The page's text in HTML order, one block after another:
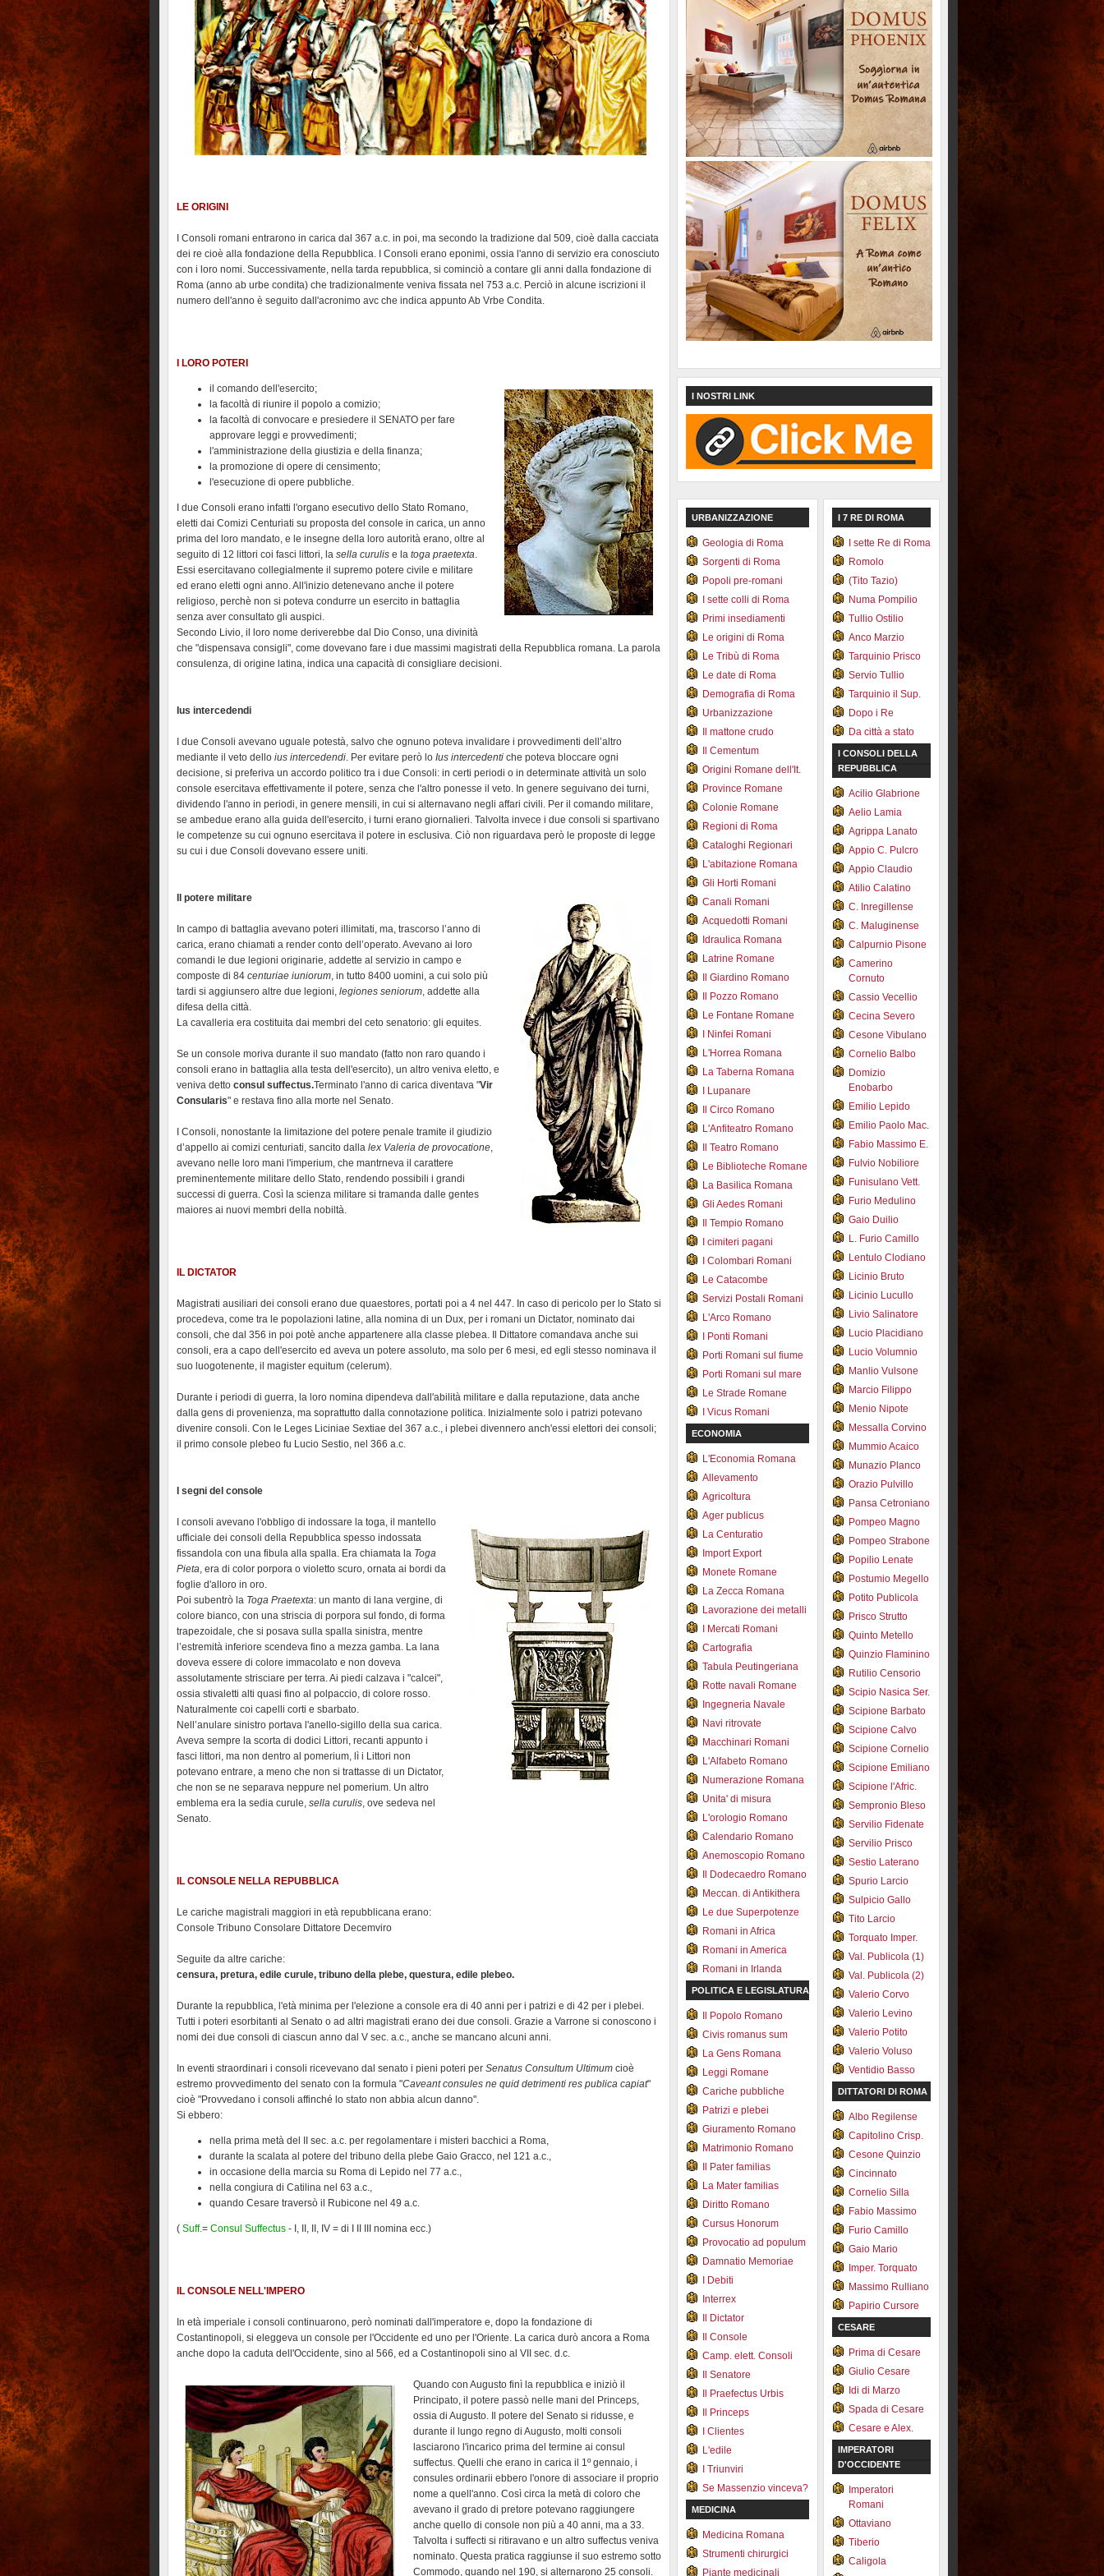
LE ORIGINI
I Consoli romani entrarono in carica dal 367 a.c. in poi, ma secondo la tradizione dal 509, cioè dalla cacciata
dei re cioè alla fondazione della Repubblica. I Consoli erano eponimi, ossia l'anno di servizio era conosciuto
con i loro nomi. Successivamente, nella tarda repubblica, si cominciò a contare gli anni dalla fondazione di
Roma (anno ab urbe condita) che tradizionalmente veniva fissata nel 753 a.c. Perciò in alcune iscrizioni il
numero dell'anno è seguito dall'acronimo avc che indica appunto Ab Vrbe Condita.
I LORO POTERI
il comando dell'esercito;
la facoltà di riunire il popolo a comizio;
la facoltà di convocare e presiedere il SENATO per fare
approvare leggi e provvedimenti;
l'amministrazione della giustizia e della finanza;
la promozione di opere di censimento;
l'esecuzione di opere pubbliche.
I due Consoli erano infatti l'organo esecutivo dello Stato Romano,
eletti dai Comizi Centuriati su proposta del console in carica, un anno
prima del loro mandato, e le insegne della loro autorità erano, oltre al
seguito di 12 littori coi fasci littori, la sella curulis e la toga praetexta.
Essi esercitavano collegialmente il supremo potere civile e militare
ed erano eletti ogni anno. All'inizio detenevano anche il potere
religioso, perchè non si poteva condurre un esercito in battaglia
senza aver consultato gli auspici.
Secondo Livio, il loro nome deriverebbe dal Dio Conso, una divinità
che "dispensava consigli", come dovevano fare i due massimi magistrati della Repubblica romana. La parola
consulenza, di origine latina, indica una capacità di consigliare decisioni.
Ius intercedendi
I due Consoli avevano uguale potestà, salvo che ognuno poteva invalidare i provvedimenti dell’altro
mediante il veto dello ius intercedendi. Per evitare però lo Ius intercedenti che poteva bloccare ogni
decisione, si preferiva un accordo politico tra i due Consoli: in certi periodi o in determinate attività un solo
console esercitava effettivamente il potere, senza che l'altro ponesse il veto. In genere seguivano dei turni,
dividendo l'anno in periodi, in genere mensili, in cui si alternavano negli affari civili. Per il comando militare,
se ambedue erano alla guida dell'esercito, i turni erano giornalieri. Talvolta invece i due consoli si spartivano
le competenze su cui ognuno esercitava il potere in esclusiva. Ciò non riguardava però le proposte di legge
su cui i due Consoli dovevano essere uniti.
Il potere militare
In campo di battaglia avevano poteri illimitati, ma, trascorso l’anno di
carica, erano chiamati a render conto dell’operato. Avevano ai loro
comandi le due legioni originarie, addette al servizio in campo e
composte di 84 centuriae iuniorum, in tutto 8400 uomini, a cui solo più
tardi si aggiunsero altre due legioni, legiones seniorum, addette alla
difesa della città.
La cavalleria era costituita dai membri del ceto senatorio: gli equites.
Se un console moriva durante il suo mandato (fatto non raro quando i
consoli erano in battaglia alla testa dell'esercito), un altro veniva eletto, e
veniva detto consul suffectus.Terminato l'anno di carica diventava "Vir
Consularis" e restava fino alla morte nel Senato.
I Consoli, nonostante la limitazione del potere penale tramite il giudizio
d’appello ai comizi centuriati, sancito dalla lex Valeria de provocatione,
avevano nelle loro mani l'imperium, che mantrneva il carattere
preminentemente militare dello Stato, rendendo possibili i grandi
successi di guerra. Così la scienza militare si tramanda dalle gentes
maiores ai nuovi membri della nobiltà.
IL DICTATOR
Magistrati ausiliari dei consoli erano due quaestores, portati poi a 4 nel 447. In caso di pericolo per lo Stato si
procedeva, come tra le popolazioni latine, alla nomina di un Dux, per i romani un Dictator, nominato dai
consoli, che dal 356 in poi potè anche appartenere alla classe plebea. Il Dittatore comandava anche sui
consoli, era a capo dell'esercito ed aveva un potere assoluto, ma solo per 6 mesi, ed egli stesso nominava il
suo luogotenente, il magister equitum (celerum).
Durante i periodi di guerra, la loro nomina dipendeva dall'abilità militare e dalla reputazione, data anche
dalla gens di provenienza, ma soprattutto dalla connotazione politica. Inizialmente solo i patrizi potevano
divenire consoli. Con le Leges Liciniae Sextiae del 367 a.c., i plebei divennero anch'essi elettori dei consoli;
il primo console plebeo fu Lucio Sestio, nel 366 a.c.
I segni del console
I consoli avevano l'obbligo di indossare la toga, il mantello
ufficiale dei consoli della Repubblica spesso indossata
fissandola con una fibula alla spalla. Era chiamata la Toga
Pieta, era di color porpora o violetto scuro, ornata ai bordi da
foglie d'alloro in oro.
Poi subentrò la Toga Praetexta: un manto di lana vergine, di
colore bianco, con una striscia di porpora sul fondo, di forma
trapezoidale, che si posava sulla spalla sinistra, mentre
l’estremità inferiore scendeva fino a mezza gamba. La lana
doveva essere di colore immacolato e non doveva
assolutamente strisciare per terra. Ai piedi calzava i "calcei",
ossia stivaletti alti quasi fino al polpaccio, di colore rosso.
Naturalmente coi capelli corti e sbarbato.
Nell’anulare sinistro portava l'anello-sigillo della sua carica.
Aveva sempre la scorta di dodici Littori, recanti appunto i
fasci littori, ma non dentro al pomerium, lì i Littori non
potevano entrare, a meno che non si trattasse di un Dictator,
che non se ne separava neppure nel pomerium. Un altro
emblema era la sedia curule, sella curulis, ove sedeva nel
Senato.
IL CONSOLE NELLA REPUBBLICA
Le cariche magistrali maggiori in età repubblicana erano:
Console Tribuno Consolare Dittatore Decemviro
Seguite da altre cariche:
censura, pretura, edile curule, tribuno della plebe, questura, edile plebeo.
Durante la repubblica, l'età minima per l'elezione a console era di 40 anni per i patrizi e di 42 per i plebei.
Tutti i poteri esorbitanti al Senato o ad altri magistrati erano dei due consoli. Grazie a Varrone si conoscono i
nomi dei due consoli di ciascun anno dal V sec. a.c., anche se mancano alcuni anni.
In eventi straordinari i consoli ricevevano dal senato i pieni poteri per Senatus Consultum Ultimum cioè
estremo provvedimento del senato con la formula "Caveant consules ne quid detrimenti res publica capiat"
cioè "Provvedano i consoli affinché lo stato non abbia alcun danno".
Si ebbero:
nella prima metà del II sec. a.c. per regolamentare i misteri bacchici a Roma,
durante la scalata al potere del tribuno della plebe Gaio Gracco, nel 121 a.c.,
in occasione della marcia su Roma di Lepido nel 77 a.c.,
nella congiura di Catilina nel 63 a.c.,
quando Cesare traversò il Rubicone nel 49 a.c.
( Suff.= Consul Suffectus - I, II, II, IV = di I II III nomina ecc.)
IL CONSOLE NELL'IMPERO
In età imperiale i consoli continuarono, però nominati dall'imperatore e, dopo la fondazione di
Costantinopoli, si eleggeva un console per l'Occidente ed uno per l'Oriente. La carica durò ancora a Roma
anche dopo la caduta dell'Occidente, sino al 566, ed a Costantinopoli sino al VII sec. d.c.
Quando con Augusto finì la repubblica e iniziò il
Principato, il potere passò nelle mani del Princeps,
ossia di Augusto. Il potere del Senato si ridusse, e
durante il lungo regno di Augusto, molti consoli
lasciarono l'incarico prima del termine ai consul
suffectus. Quelli che erano in carica il 1º gennaio, i
consules ordinarii ebbero l'onore di associare il proprio
nome a quell'anno. Così circa la metà di coloro che
avevano il grado di pretore potevano raggiungere
anche quello di console non più a 40 anni, ma a 33.
Talvolta i suffecti si ritiravano e un altro suffectus veniva
nominato. Questa pratica raggiunse il suo estremo sotto
Commodo, quando nel 190, si alternarono 25 consoli.
I NOSTRI LINK
URBANIZZAZIONE
Geologia di Roma
Sorgenti di Roma
Popoli pre-romani
I sette colli di Roma
Primi insediamenti
Le origini di Roma
Le Tribù di Roma
Le date di Roma
Demografia di Roma
Urbanizzazione
Il mattone crudo
Il Cementum
Origini Romane dell'It.
Province Romane
Colonie Romane
Regioni di Roma
Cataloghi Regionari
L'abitazione Romana
Gli Horti Romani
Canali Romani
Acquedotti Romani
Idraulica Romana
Latrine Romane
Il Giardino Romano
Il Pozzo Romano
Le Fontane Romane
I Ninfei Romani
L'Horrea Romana
La Taberna Romana
I Lupanare
Il Circo Romano
L'Anfiteatro Romano
Il Teatro Romano
Le Biblioteche Romane
La Basilica Romana
Gli Aedes Romani
Il Tempio Romano
I cimiteri pagani
I Colombari Romani
Le Catacombe
Servizi Postali Romani
L'Arco Romano
I Ponti Romani
Porti Romani sul fiume
Porti Romani sul mare
Le Strade Romane
I Vicus Romani
ECONOMIA
L'Economia Romana
Allevamento
Agricoltura
Ager publicus
La Centuratio
Import Export
Monete Romane
La Zecca Romana
Lavorazione dei metalli
I Mercati Romani
Cartografia
Tabula Peutingeriana
Rotte navali Romane
Ingegneria Navale
Navi ritrovate
Macchinari Romani
L'Alfabeto Romano
Numerazione Romana
Unita' di misura
L'orologio Romano
Calendario Romano
Anemoscopio Romano
Il Dodecaedro Romano
Meccan. di Antikithera
Le due Superpotenze
Romani in Africa
Romani in America
Romani in Irlanda
POLITICA E LEGISLATURA
Il Popolo Romano
Civis romanus sum
La Gens Romana
Leggi Romane
Cariche pubbliche
Patrizi e plebei
Giuramento Romano
Matrimonio Romano
Il Pater familias
La Mater familias
Diritto Romano
Cursus Honorum
Provocatio ad populum
Damnatio Memoriae
I Debiti
Interrex
Il Dictator
Il Console
Camp. elett. Consoli
Il Senatore
Il Praefectus Urbis
Il Princeps
I Clientes
L'edile
I Triunviri
Se Massenzio vinceva?
MEDICINA
Medicina Romana
Strumenti chirurgici
Piante medicinali
I 7 RE DI ROMA
I sette Re di Roma
Romolo
(Tito Tazio)
Numa Pompilio
Tullio Ostilio
Anco Marzio
Tarquinio Prisco
Servio Tullio
Tarquinio il Sup.
Dopo i Re
Da città a stato
I CONSOLI DELLA
REPUBBLICA
Acilio Glabrione
Aelio Lamia
Agrippa Lanato
Appio C. Pulcro
Appio Claudio
Atilio Calatino
C. Inregillense
C. Maluginense
Calpurnio Pisone
Camerino
Cornuto
Cassio Vecellio
Cecina Severo
Cesone Vibulano
Cornelio Balbo
Domizio
Enobarbo
Emilio Lepido
Emilio Paolo Mac.
Fabio Massimo E.
Fulvio Nobiliore
Funisulano Vett.
Furio Medulino
Gaio Duilio
L. Furio Camillo
Lentulo Clodiano
Licinio Bruto
Licinio Lucullo
Livio Salinatore
Lucio Placidiano
Lucio Volumnio
Manlio Vulsone
Marcio Filippo
Menio Nipote
Messalla Corvino
Mummio Acaico
Munazio Planco
Orazio Pulvillo
Pansa Cetroniano
Pompeo Magno
Pompeo Strabone
Popilio Lenate
Postumio Megello
Potito Publicola
Prisco Strutto
Quinto Metello
Quinzio Flaminino
Rutilio Censorio
Scipio Nasica Ser.
Scipione Barbato
Scipione Calvo
Scipione Cornelio
Scipione Emiliano
Scipione l'Afric.
Sempronio Bleso
Servilio Fidenate
Servilio Prisco
Sestio Laterano
Spurio Larcio
Sulpicio Gallo
Tito Larcio
Torquato Imper.
Val. Publicola (1)
Val. Publicola (2)
Valerio Corvo
Valerio Levino
Valerio Potito
Valerio Voluso
Ventidio Basso
DITTATORI DI ROMA
Albo Regilense
Capitolino Crisp.
Cesone Quinzio
Cincinnato
Cornelio Silla
Fabio Massimo
Furio Camillo
Gaio Mario
Imper. Torquato
Massimo Rulliano
Papirio Cursore
CESARE
Prima di Cesare
Giulio Cesare
Idi di Marzo
Spada di Cesare
Cesare e Alex.
IMPERATORI
D'OCCIDENTE
Imperatori
Romani
Ottaviano
Tiberio
Caligola